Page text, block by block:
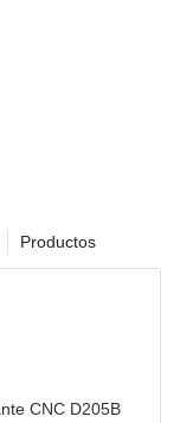
Productos